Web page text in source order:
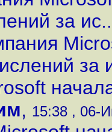
за
за
, 15:38 , 06-